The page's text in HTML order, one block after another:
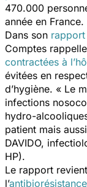
470.000
année en France.
Dans son rapport
Comptes
contractées à
évitées en
d’hygiène. « Le
infections
hydro-
patient mais
DAVIDO,
HP).
Le rapport
l’antibiorésistance